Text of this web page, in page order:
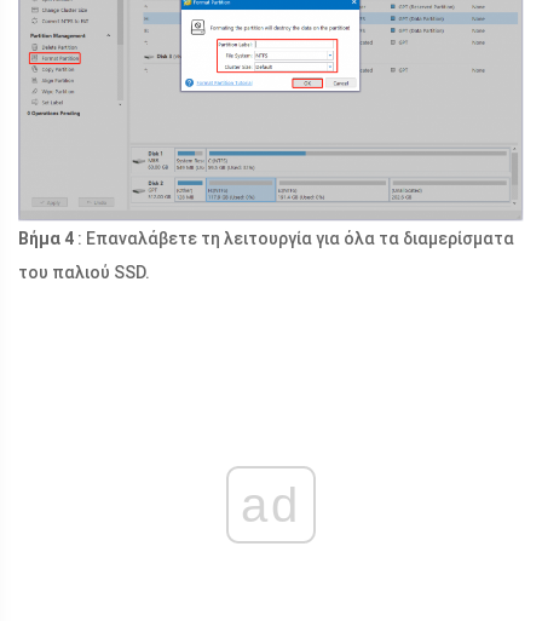
Βήμα 4 : Επαναλάβετε τη λειτουργία για όλα τα διαμερίσματα
του παλιού SSD.
ad